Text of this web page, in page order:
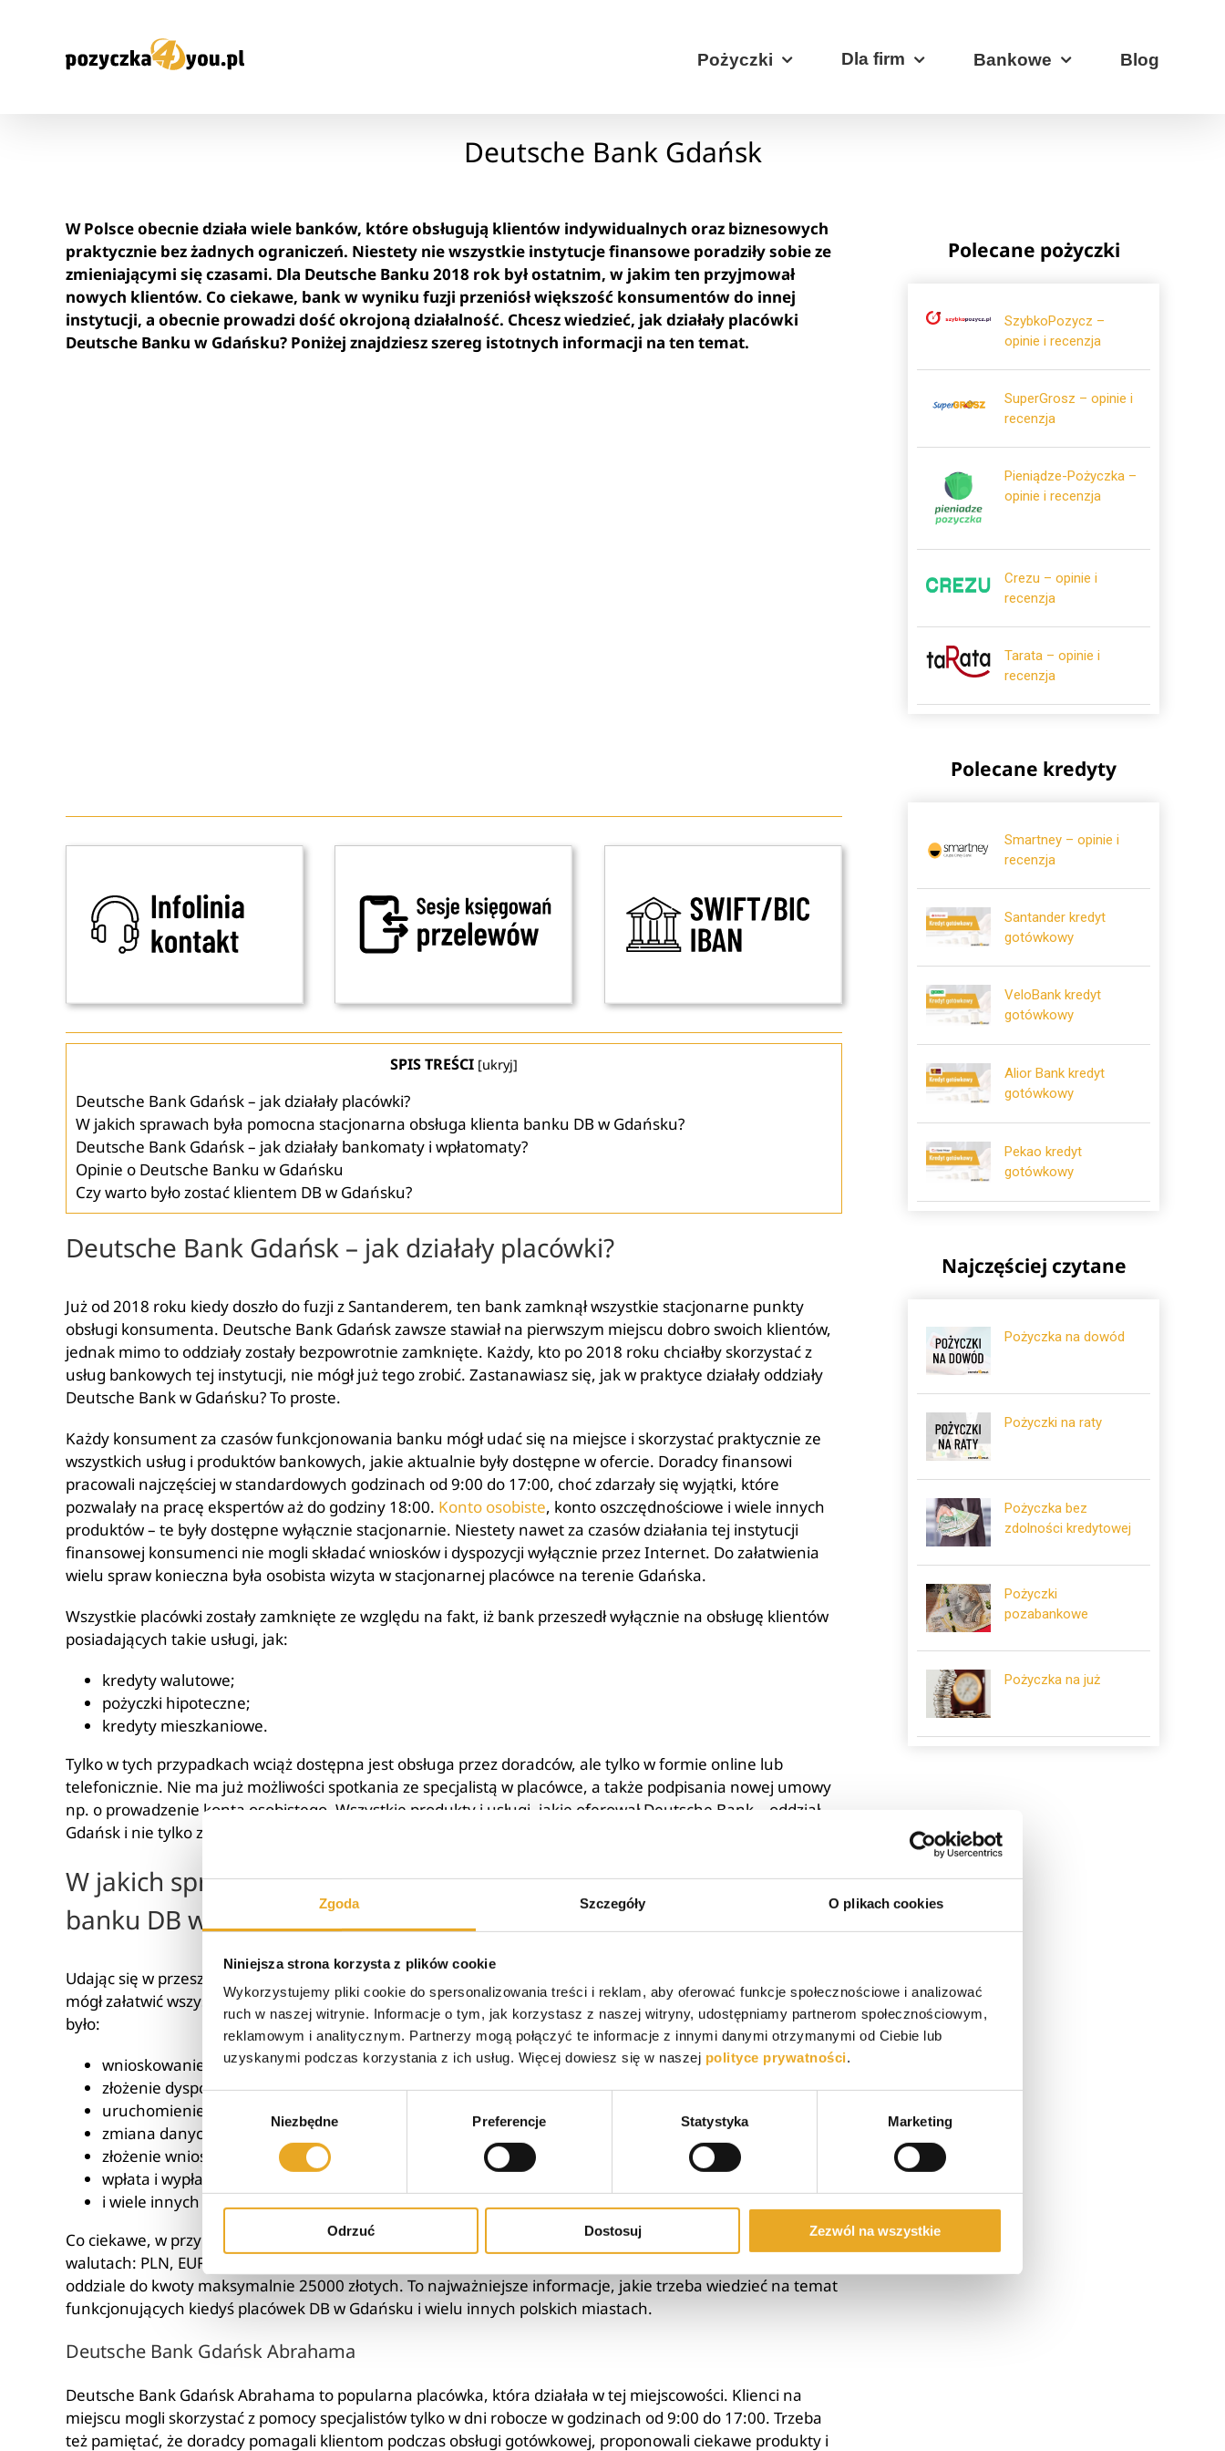
Zgoda Szczegóły O plikach cookies
Niniejsza strona korzysta z plików cookie
Wykorzystujemy pliki cookie do spersonalizowania treści i reklam, aby oferować funkcje społecznościowe i analizować
ruch w naszej witrynie. Informacje o tym, jak korzystasz z naszej witryny, udostępniamy partnerom społecznościowym,
reklamowym i analitycznym. Partnerzy mogą połączyć te informacje z innymi danymi otrzymanymi od Ciebie lub
uzyskanymi podczas korzystania z ich usług. Więcej dowiesz się w naszej polityce prywatności.
zgody
Niezbędne Preferencje Statystyka Marketing
Odrzuć Dostosuj Zezwól na wszystkie
zawartości
Pożyczki Dla firm Bankowe Blog
Deutsche Bank Gdańsk
W Polsce obecnie działa wiele banków, które obsługują klientów indywidualnych oraz biznesowych
praktycznie bez żadnych ograniczeń. Niestety nie wszystkie instytucje finansowe poradziły sobie ze
zmieniającymi się czasami. Dla Deutsche Banku 2018 rok był ostatnim, w jakim ten przyjmował
nowych klientów. Co ciekawe, bank w wyniku fuzji przeniósł większość konsumentów do innej
instytucji, a obecnie prowadzi dość okrojoną działalność. Chcesz wiedzieć, jak działały placówki
Deutsche Banku w Gdańsku? Poniżej znajdziesz szereg istotnych informacji na ten temat.
SPIS TREŚCI [ukryj]
Deutsche Bank Gdańsk – jak działały placówki?
W jakich sprawach była pomocna stacjonarna obsługa klienta banku DB w Gdańsku?
Deutsche Bank Gdańsk – jak działały bankomaty i wpłatomaty?
Opinie o Deutsche Banku w Gdańsku
Czy warto było zostać klientem DB w Gdańsku?
Deutsche Bank Gdańsk – jak działały placówki?
Już od 2018 roku kiedy doszło do fuzji z Santanderem, ten bank zamknął wszystkie stacjonarne punkty
obsługi konsumenta. Deutsche Bank Gdańsk zawsze stawiał na pierwszym miejscu dobro swoich klientów,
jednak mimo to oddziały zostały bezpowrotnie zamknięte. Każdy, kto po 2018 roku chciałby skorzystać z
usług bankowych tej instytucji, nie mógł już tego zrobić. Zastanawiasz się, jak w praktyce działały oddziały
Deutsche Bank w Gdańsku? To proste.
Każdy konsument za czasów funkcjonowania banku mógł udać się na miejsce i skorzystać praktycznie ze
wszystkich usług i produktów bankowych, jakie aktualnie były dostępne w ofercie. Doradcy finansowi
pracowali najczęściej w standardowych godzinach od 9:00 do 17:00, choć zdarzały się wyjątki, które
pozwalały na pracę ekspertów aż do godziny 18:00. Konto osobiste, konto oszczędnościowe i wiele innych
produktów – te były dostępne wyłącznie stacjonarnie. Niestety nawet za czasów działania tej instytucji
finansowej konsumenci nie mogli składać wniosków i dyspozycji wyłącznie przez Internet. Do załatwienia
wielu spraw konieczna była osobista wizyta w stacjonarnej placówce na terenie Gdańska.
Wszystkie placówki zostały zamknięte ze względu na fakt, iż bank przeszedł wyłącznie na obsługę klientów
posiadających takie usługi, jak:
kredyty walutowe;
pożyczki hipoteczne;
kredyty mieszkaniowe.
Tylko w tych przypadkach wciąż dostępna jest obsługa przez doradców, ale tylko w formie online lub
telefonicznie. Nie ma już możliwości spotkania ze specjalistą w placówce, a także podpisania nowej umowy
np. o prowadzenie konta osobistego. Wszystkie produkty i usługi, jakie oferował Deutsche Bank – oddział
Gdańsk i nie tylko zostały bezpowrotnie wycofane z rynku.
W jakich sprawach była pomocna stacjonarna obsługa klienta
banku DB w Gdańsku?
Udając się w przeszłości do jeszcze funkcjonującej placówki Deutsche Banku w Gdańsku, praktycznie każdy
mógł załatwić wszystkie sprawy związane z finansami i bankowością. Oznacza to, że na miejscu możliwe
było:
wnioskowanie o nowe konto bankowe;
złożenie dyspozycji zamknięcia rachunku bankowego;
uruchomienie nowej lokaty lub funduszu inwestycyjnego;
zmiana danych osobowych i teleadresowych;
złożenie wniosku o nowy kredyt mieszkaniowy lub gotówkowy;
wpłata i wypłata gotówki;
i wiele innych spraw…
Co ciekawe, w przypadku Deutsche Bank Gdańsk oddziały realizowały obsługę gotówkową w trzech
walutach: PLN, EUR, USD. Warto też nadmienić, że bank pozwalał na jednorazową wypłatę gotówki w
oddziale do kwoty maksymalnie 25000 złotych. To najważniejsze informacje, jakie trzeba wiedzieć na temat
funkcjonujących kiedyś placówek DB w Gdańsku i wielu innych polskich miastach.
Deutsche Bank Gdańsk Abrahama
Deutsche Bank Gdańsk Abrahama to popularna placówka, która działała w tej miejscowości. Klienci na
miejscu mogli skorzystać z pomocy specjalistów tylko w dni robocze w godzinach od 9:00 do 17:00. Trzeba
też pamiętać, że doradcy pomagali klientom podczas obsługi gotówkowej, proponowali ciekawe produkty i
Polecane pożyczki
SzybkoPozycz –
opinie i recenzja
SuperGrosz – opinie i
recenzja
Pieniądze-Pożyczka –
opinie i recenzja
Crezu – opinie i
recenzja
Tarata – opinie i
recenzja
Polecane kredyty
Smartney – opinie i
recenzja
Santander kredyt
gotówkowy
VeloBank kredyt
gotówkowy
Alior Bank kredyt
gotówkowy
Pekao kredyt
gotówkowy
Najczęściej czytane
Pożyczka na dowód
Pożyczki na raty
Pożyczka bez
zdolności kredytowej
Pożyczki
pozabankowe
Pożyczka na już